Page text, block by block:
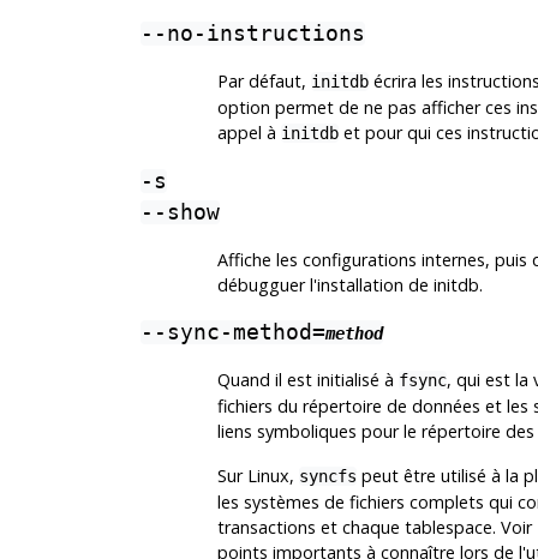
--no-instructions
Par défaut, initdbécrira les
option permet de ne pas afficher ces
appel à initdbet pour qui ces
-s
--show
Affiche les configurations internes,
débugguer l'installation de initdb.
--sync-method=method
Quand il est initialisé à fsync, qui est la
fichiers du répertoire de données et les
liens symboliques pour le répertoire
Sur Linux, syncfs peut être utilisé à la
les systèmes de fichiers complets qui
transactions et chaque tablespace. Voir
points importants à connaître lors de